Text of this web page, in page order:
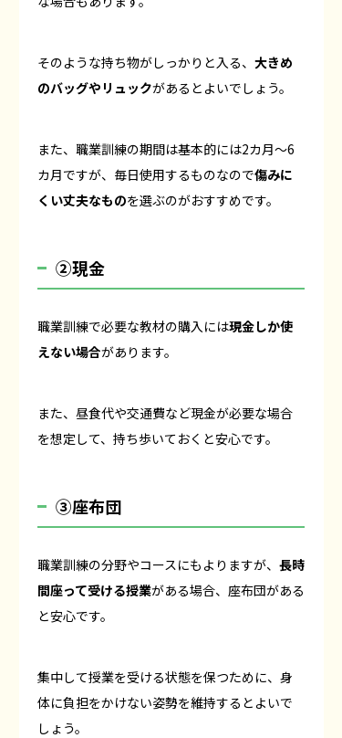
そのような持ち物がしっかりと入る、 大きめ
のバッグやリュックがあるとよいでしょう。
また、職業訓練の期間は基本的には2カ月〜6
カ月ですが、毎日使用するものなので傷みに
くい丈夫なものを選ぶのがおすすめです。
②現金
職業訓練で必要な教材の購入には現金しか使
えない場合があります。
また、昼食代や交通費など現金が必要な場合
を想定して、持ち歩いておくと安心です。
③座布団
職業訓練の分野やコースにもよりますが、 長時
間座って受ける授業がある場合、座布団がある
と安心です。
集中して授業を受ける状態を保つために、身
体に負担をかけない姿勢を維持するとよいで
しょう。